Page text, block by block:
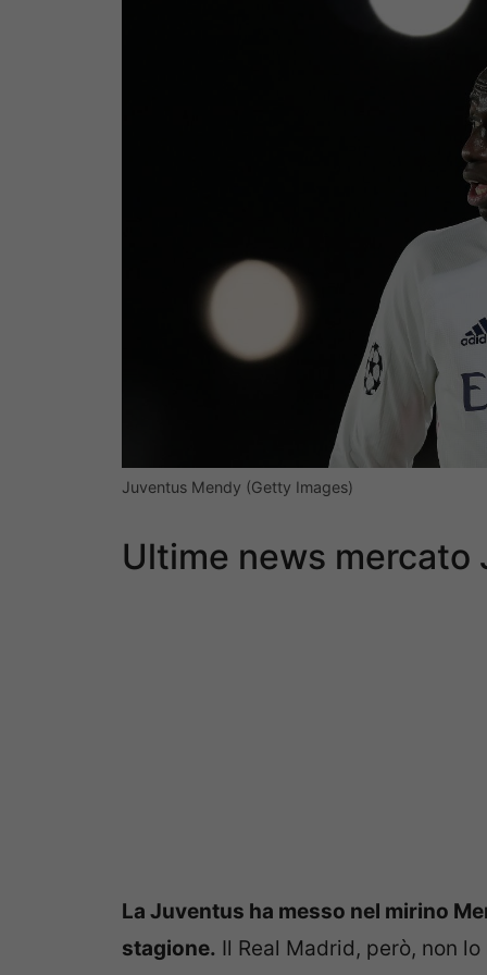
Juventus Mendy (Getty Images)
Ultime news mercato
La Juventus ha messo nel mirino
stagione. Il Real Madrid, però, non